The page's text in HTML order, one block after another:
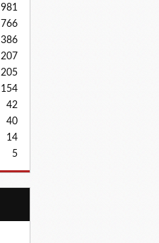
981
766
386
207
205
154
42
40
14
5